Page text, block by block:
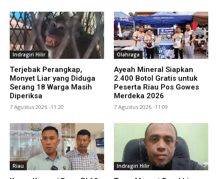
Indragiri Hilir
Terjebak Perangkap,
Monyet Liar yang Diduga
Serang 18 Warga Masih
Diperiksa
7 Agustus 2026 -11:20
Olahraga
Ayeah Mineral Siapkan
2.400 Botol Gratis untuk
Peserta Riau Pos Gowes
Merdeka 2026
7 Agustus 2026 -11:09
Riau Indragiri Hilir